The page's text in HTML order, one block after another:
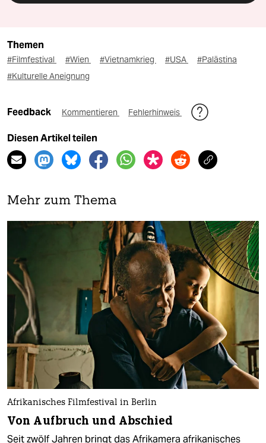
Themen
#Filmfestival #Wien #Vietnamkrieg #USA
#Palästina
#Kulturelle Aneignung
Feedback Kommentieren Fehlerhinweis
Diesen Artikel teilen
Mehr zum Thema
Afrikanisches Filmfestival in Berlin
Von Aufbruch und Abschied
Seit zwölf Jahren bringt das Afrikamera afrikanisches